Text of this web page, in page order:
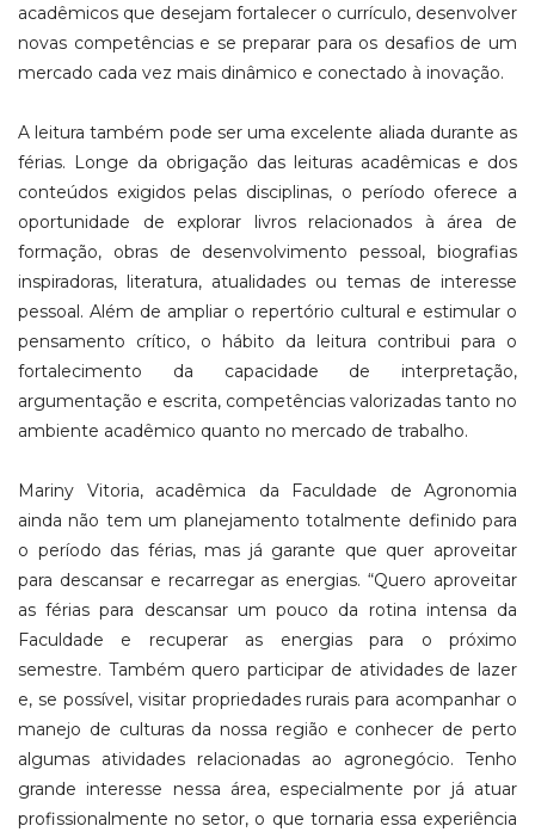
acadêmicos que desejam fortalecer o currículo, desenvolver
novas competências e se preparar para os desafios de um
mercado cada vez mais dinâmico e conectado à inovação.
A leitura também pode ser uma excelente aliada durante as
férias. Longe da obrigação das leituras acadêmicas e dos
conteúdos exigidos pelas disciplinas, o período oferece a
oportunidade de explorar livros relacionados à área de
formação, obras de desenvolvimento pessoal, biografias
inspiradoras, literatura, atualidades ou temas de interesse
pessoal. Além de ampliar o repertório cultural e estimular o
pensamento crítico, o hábito da leitura contribui para o
fortalecimento da capacidade de interpretação,
argumentação e escrita, competências valorizadas tanto no
ambiente acadêmico quanto no mercado de trabalho.
Mariny Vitoria, acadêmica da Faculdade de Agronomia
ainda não tem um planejamento totalmente definido para
o período das férias, mas já garante que quer aproveitar
para descansar e recarregar as energias. “Quero aproveitar
as férias para descansar um pouco da rotina intensa da
Faculdade e recuperar as energias para o próximo
semestre. Também quero participar de atividades de lazer
e, se possível, visitar propriedades rurais para acompanhar o
manejo de culturas da nossa região e conhecer de perto
algumas atividades relacionadas ao agronegócio. Tenho
grande interesse nessa área, especialmente por já atuar
profissionalmente no setor, o que tornaria essa experiência